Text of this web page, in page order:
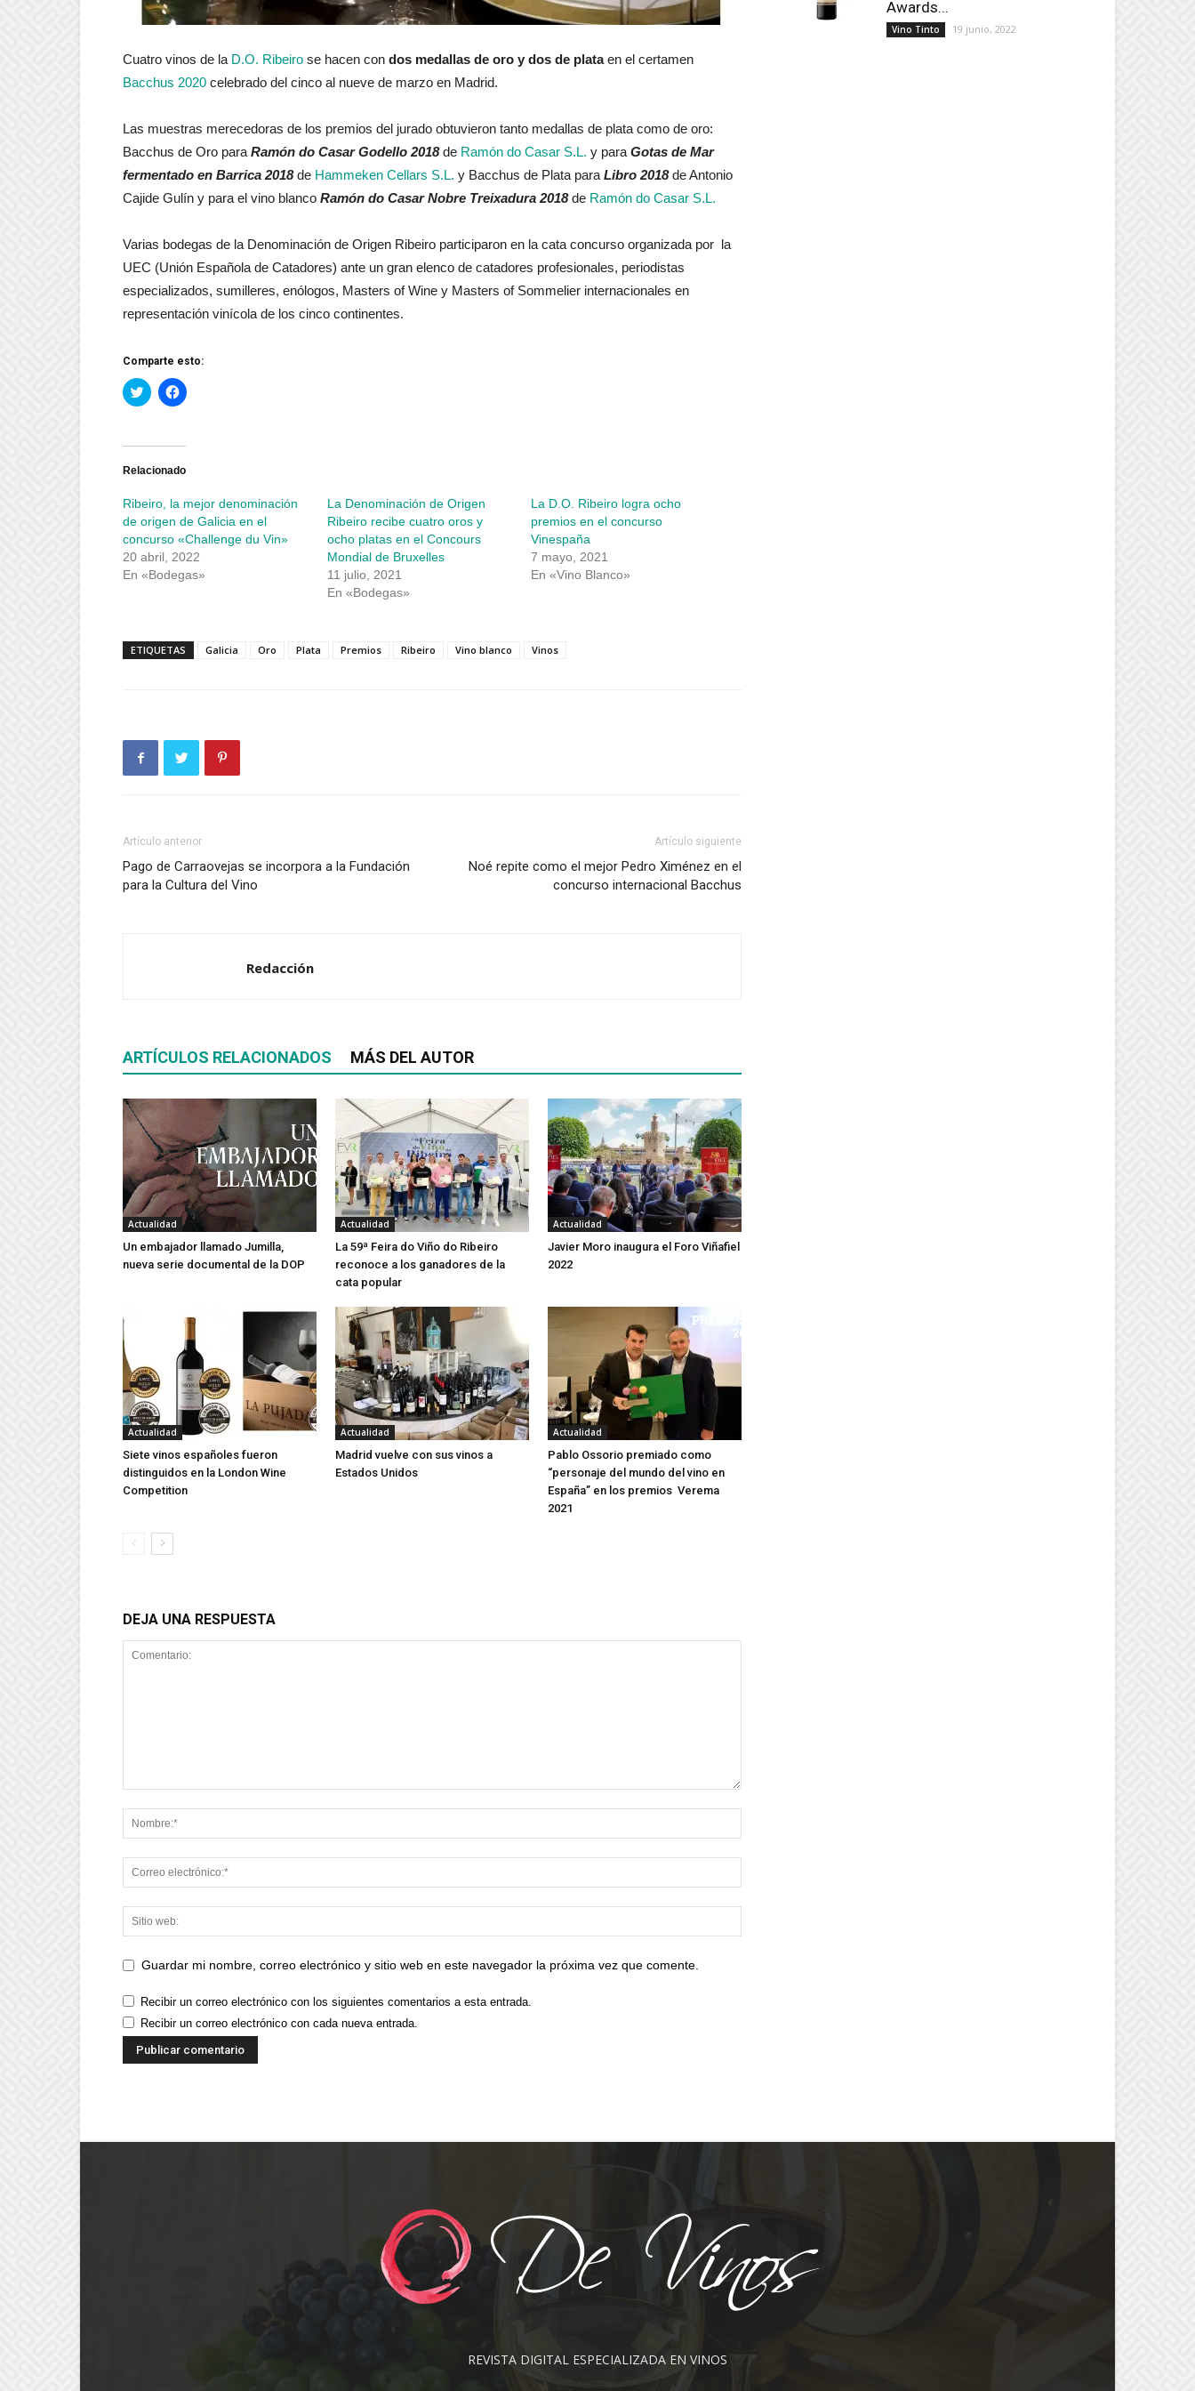
Cuatro vinos de la D.O. Ribeiro se hacen con dos medallas de oro y dos de plataen el certamen
Bacchus 2020 celebrado del cinco al nueve de marzo en Madrid.
Las muestras merecedoras de los premios del jurado obtuvieron tanto medallas de plata como de oro:
Bacchus de Oro para Ramón do Casar Godello 2018de Ramón do Casar S.L. y para Gotas de Mar
fermentado en Barrica 2018de Hammeken Cellars S.L. y Bacchus de Plata para Libro 2018de Antonio
Cajide Gulín y para el vino blanco Ramón do Casar Nobre Treixadura 2018de Ramón do Casar S.L.
Varias bodegas de la Denominación de Origen Ribeiro participaron en la cata concurso organizada por la
UEC (Unión Española de Catadores) ante un gran elenco de catadores profesionales, periodistas
especializados, sumilleres, enólogos, Masters of Wine y Masters of Sommelier internacionales en
representación vinícola de los cinco continentes.
Comparte esto:
Haz
clic
Twitter
abre
ventana
nueva)
Haz
clic
Facebook
abre
ventana
nueva)
Relacionado
Ribeiro, la mejor denominación
de origen de Galicia en el
concurso «Challenge du Vin»
20 abril, 2022
En «Bodegas»
La Denominación de Origen
Ribeiro recibe cuatro oros y
ocho platas en el Concours
Mondial de Bruxelles
11 julio, 2021
En «Bodegas»
La D.O. Ribeiro logra ocho
premios en el concurso
Vinespaña
7 mayo, 2021
En «Vino Blanco»
ETIQUETAS Galicia Oro Plata Premios Ribeiro Vino blanco Vinos
Artículo anterior
Pago de Carraovejas se incorpora a la Fundación
para la Cultura del Vino
Artículo siguiente
Noé repite como el mejor Pedro Ximénez en el
concurso internacional Bacchus
Redacción
ARTÍCULOS RELACIONADOS MÁS DEL AUTOR
Actualidad
Un embajador llamado Jumilla,
nueva serie documental de la DOP
Actualidad
La 59ª Feira do Viño do Ribeiro
reconoce a los ganadores de la
cata popular
Actualidad
Javier Moro inaugura el Foro Viñafiel
2022
Actualidad
Siete vinos españoles fueron
distinguidos en la London Wine
Competition
Actualidad
Madrid vuelve con sus vinos a
Estados Unidos
Actualidad
Pablo Ossorio premiado como
“personaje del mundo del vino en
España” en los premios Verema
2021
DEJA UNA RESPUESTA
Guardar mi nombre, correo electrónico y sitio web en este navegador la próxima vez que comente.
Recibir un correo electrónico con los siguientes comentarios a esta entrada.
Recibir un correo electrónico con cada nueva entrada.
Awards...
Vino Tinto 19 junio, 2022
REVISTA DIGITAL ESPECIALIZADA EN VINOS